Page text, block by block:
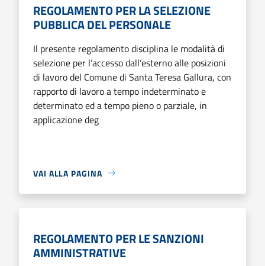
REGOLAMENTO PER LA SELEZIONE
PUBBLICA DEL PERSONALE
Il presente regolamento disciplina le modalità di
selezione per l’accesso dall’esterno alle posizioni
di lavoro del Comune di Santa Teresa Gallura, con
rapporto di lavoro a tempo indeterminato e
determinato ed a tempo pieno o parziale, in
applicazione deg
VAI ALLA PAGINA
REGOLAMENTO PER LE SANZIONI
AMMINISTRATIVE